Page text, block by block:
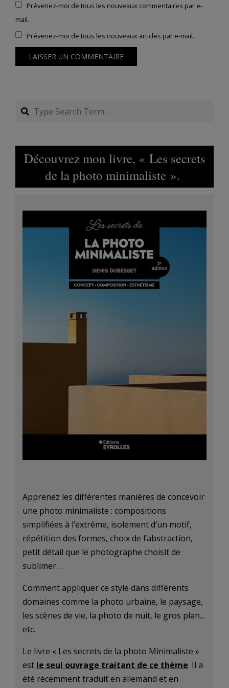
Prévenez-moi de tous les nouveaux commentaires par e-
mail.
Prévenez-moi de tous les nouveaux articles par e-mail.
Search
Découvrez mon livre, « Les secrets
de la photo minimaliste ».
Apprenez les différentes manières de concevoir
une photo minimaliste : compositions
simplifiées à l’extrême, isolement d’un motif,
répétition des formes, choix de l’abstraction,
petit détail que le photographe choisit de
sublimer…
Comment appliquer ce style dans différents
domaines comme la photo urbaine, le paysage,
les scènes de vie, la photo de nuit, le gros plan…
etc.
Le livre « Les secrets de la photo Minimaliste »
est le seul ouvrage traitant de ce thème. Il a
été récemment traduit en allemand et en